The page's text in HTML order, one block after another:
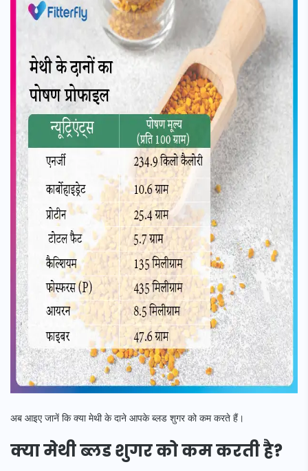
अब आइए जानें कि क्या मेथी के दाने आपके ब्लड शुगर को कम करते हैं।
क्या मेथी ब्लड शुगर को कम करती है?